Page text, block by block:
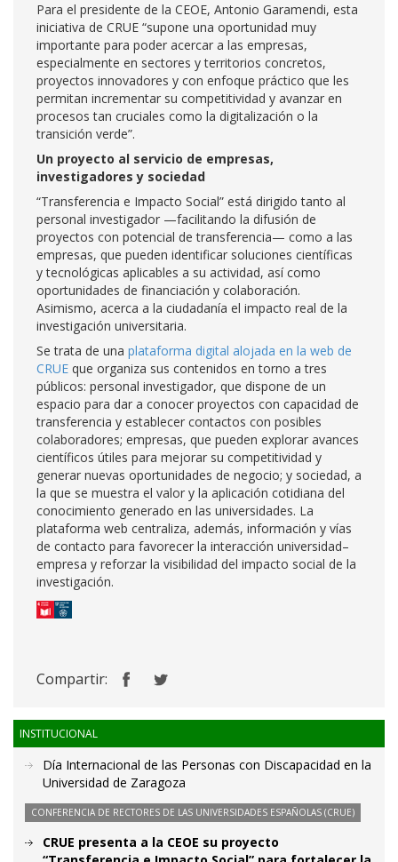
Para el presidente de la CEOE, Antonio Garamendi, esta
iniciativa de CRUE “supone una oportunidad muy
importante para poder acercar a las empresas,
especialmente en sectores y territorios concretos,
proyectos innovadores y con enfoque práctico que les
permitan incrementar su competitividad y avanzar en
procesos tan cruciales como la digitalización o la
transición verde”.
Un proyecto al servicio de empresas,
investigadores y sociedad
“Transferencia e Impacto Social” está dirigido tanto al
personal investigador —facilitando la difusión de
proyectos con potencial de transferencia— como a las
empresas, que pueden identificar soluciones científicas
y tecnológicas aplicables a su actividad, así como
oportunidades de financiación y colaboración.
Asimismo, acerca a la ciudadanía el impacto real de la
investigación universitaria.
Se trata de una plataforma digital alojada en la web de
CRUE que organiza sus contenidos en torno a tres
públicos: personal investigador, que dispone de un
espacio para dar a conocer proyectos con capacidad de
transferencia y establecer contactos con posibles
colaboradores; empresas, que pueden explorar avances
científicos útiles para mejorar su competitividad y
generar nuevas oportunidades de negocio; y sociedad, a
la que se muestra el valor y la aplicación cotidiana del
conocimiento generado en las universidades. La
plataforma web centraliza, además, información y vías
de contacto para favorecer la interacción universidad–
empresa y reforzar la visibilidad del impacto social de la
investigación.
Compartir:
INSTITUCIONAL
Día Internacional de las Personas con Discapacidad en la
Universidad de Zaragoza
CONFERENCIA DE RECTORES DE LAS UNIVERSIDADES ESPAÑOLAS (CRUE)
CRUE presenta a la CEOE su proyecto